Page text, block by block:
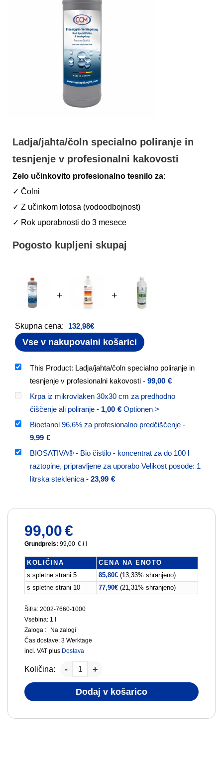
Ladja/jahta/čoln specialno poliranje in
tesnjenje v profesionalni kakovosti
Zelo učinkovito profesionalno tesnilo za:
✓ Čolni
✓ Z učinkom lotosa (vodoodbojnost)
✓ Rok uporabnosti do 3 mesece
Pogosto kupljeni skupaj
+ +
Skupna cena: 132,98€
Vse v nakupovalni košarici
This Product: Ladja/jahta/čoln specialno poliranje in
tesnjenje v profesionalni kakovosti - 99,00 €
Krpa iz mikrovlaken 30x30 cm za predhodno
čiščenje ali poliranje - 1,00 € Optionen >
Bioetanol 96,6% za profesionalno predčiščenje -
9,99 €
BIOSATIVA® - Bio čistilo - koncentrat za do 100 l
raztopine, pripravljene za uporabo Velikost posode: 1
litrska steklenica - 23,99 €
99,00€
Grundpreis:99,00 € /
KOLIČINA
CENA NA ENOTO
s spletne strani 5
85,80€ (13,33% shranjeno)
s spletne strani 10
77,90€ (21,31% shranjeno)
Šifra: 2002-7660-1000
Vsebina: 1
Zaloga :
Na zalogi
Čas dostave:3 Werktage
incl. VAT plus Dostava
Količina:
Dodaj v košarico